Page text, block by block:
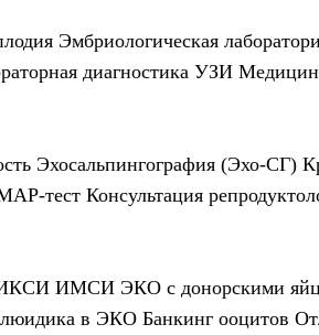
Эмбриологическая
диагностика УЗИ
Эхосальпингография (Эхо-СГ)
тест Консультация
ИМСИ ЭКО с донорскими
в ЭКО Банкинг ооцитов